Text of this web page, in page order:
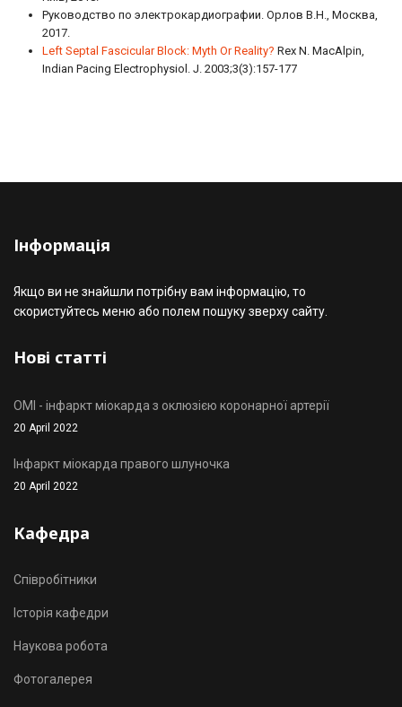
Руководство по электрокардиографии. Орлов В.Н., Москва,
2017.
Left Septal Fascicular Block: Myth Or Reality? Rex N. MacAlpin,
Indian Pacing Electrophysiol. J. 2003;3(3):157-177
Інформація
Якщо ви не знайшли потрібну вам інформацію, то
скористуйтесь меню або полем пошуку зверху сайту.
Нові статті
OMI - інфаркт міокарда з оклюзією коронарної артерії
20 April 2022
Інфаркт міокарда правого шлуночка
20 April 2022
Кафедра
Співробітники
Історія кафедри
Наукова робота
Фотогалерея